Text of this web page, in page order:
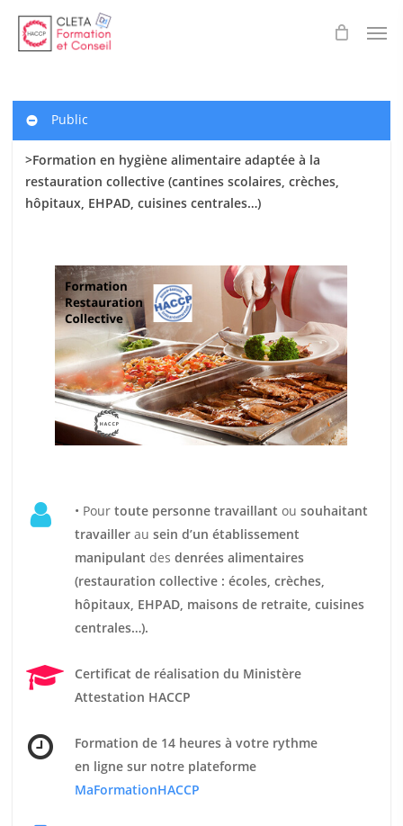
main
Public
>Formation en hygiène alimentaire adaptée à la
restauration collective (cantines scolaires, crèches,
hôpitaux, EHPAD, cuisines centrales…)
• Pour toute personne travaillant ou souhaitant
travailler au sein d’un établissement
manipulant des denrées alimentaires
(restauration collective : écoles, crèches,
hôpitaux, EHPAD, maisons de retraite, cuisines
centrales…).
Certificat de réalisation du Ministère
Attestation HACCP
Formation de 14 heures à votre rythme
en ligne sur notre plateforme
MaFormationHACCP